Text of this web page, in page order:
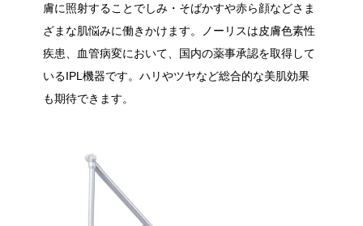
膚に照射することでしみ・そばかすや赤ら顔などさま
ざまな肌悩みに働きかけます。ノーリスは皮膚色素性
疾患、血管病変において、国内の薬事承認を取得して
いるIPL機器です。ハリやツヤなど総合的な美肌効果
も期待できます。